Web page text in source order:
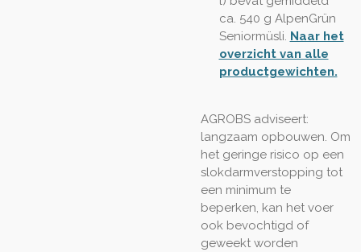
ca. 540 g AlpenGrün
Seniormüsli. Naar het
overzicht van alle
productgewichten.
AGROBS adviseert:
langzaam opbouwen. Om
het geringe risico op een
slokdarmverstopping tot
een minimum te
beperken, kan het voer
ook bevochtigd of
geweekt worden